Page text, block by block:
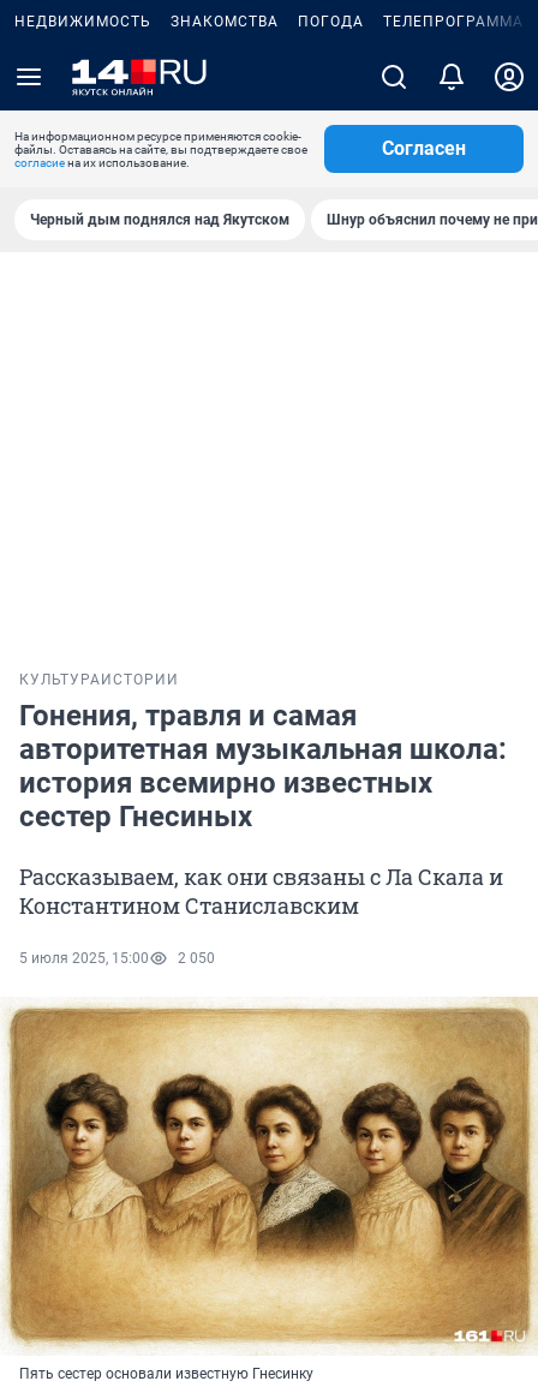
НЕДВИЖИМОСТЬ ЗНАКОМСТВА ПОГОДА ТЕЛЕПРОГРАММА
На информационном ресурсе применяются cookie-
файлы. Оставаясь на сайте, вы подтверждаете свое
согласиена их использование.
Согласен
Черный дым поднялся над Якутском Шнур объяснил почему не
КУЛЬТУРА ИСТОРИИ
Гонения, травля и самая
авторитетная музыкальная школа:
история всемирно известных
сестер Гнесиных
Рассказываем, как они связаны с Ла Скала и
Константином Станиславским
5 июля 2025, 15:00 2 050
Пять сестер основали известную Гнесинку